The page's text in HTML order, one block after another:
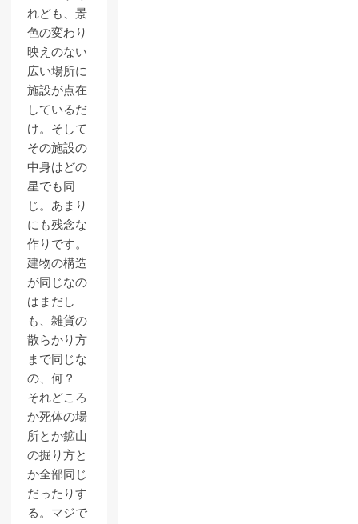
れども、景
色の変わり
映えのない
広い場所に
施設が点在
しているだ
け。そして
その施設の
中身はどの
星でも同
じ。あまり
にも残念な
作りです。
建物の構造
が同じなの
はまだし
も、雑貨の
散らかり方
まで同じな
の、何？
それどころ
か死体の場
所とか鉱山
の掘り方と
か全部同じ
だったりす
る。マジで